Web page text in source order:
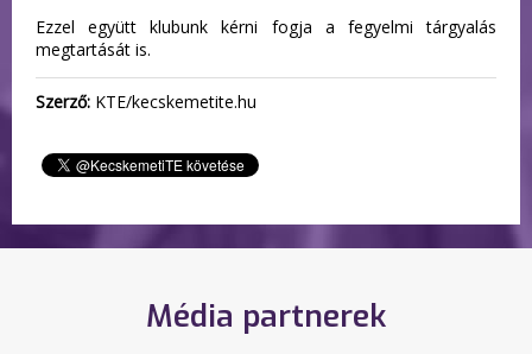
Ezzel együtt klubunk kérni fogja a fegyelmi tárgyalás
megtartását is.
Szerző: KTE/kecskemetite.hu
Média partnerek